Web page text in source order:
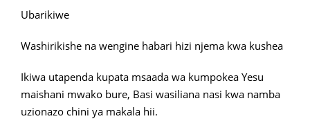
Ubarikiwe
Washirikishe na wengine habari hizi njema kwa kushea
Ikiwa utapenda kupata msaada wa kumpokea Yesu
maishani mwako bure, Basi wasiliana nasi kwa namba
uzionazo chini ya makala hii.